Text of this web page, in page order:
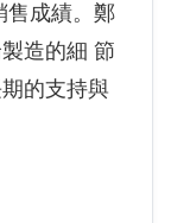
售成績。鄭
造的細 節
的支持與